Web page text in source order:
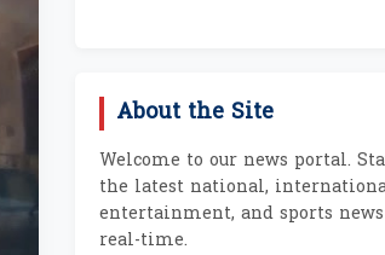
About the Site
Welcome to our news portal.
the latest national,
entertainment, and sports
real-time.